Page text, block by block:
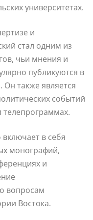
университетах.
и
стал одним из
чьи мнения и
публикуются в
также является
событий
в себя
монографий,
и
вопросам
Востока.